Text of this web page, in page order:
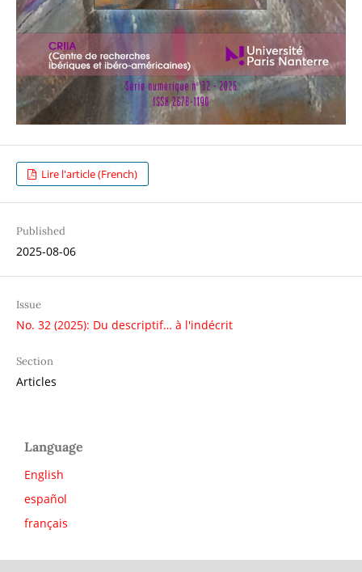
Lire l'article (French)
Published
2025-08-06
Issue
No. 32 (2025): Du descriptif… à l'indécrit
Section
Articles
Language
English
español
français